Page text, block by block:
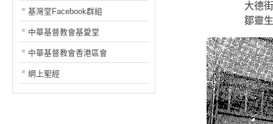
基灣堂Facebook群組
中華基督教會基愛堂
中華基督教會香港區會
網上聖經
大德
鄒靈